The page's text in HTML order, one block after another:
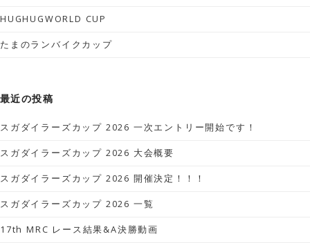
HUGHUGWORLD CUP
たまのランバイクカップ
最近の投稿
スガダイラーズカップ 2026 一次エントリー開始です！
スガダイラーズカップ 2026 大会概要
スガダイラーズカップ 2026 開催決定！！！
スガダイラーズカップ 2026 一覧
17th MRC レース結果&A決勝動画